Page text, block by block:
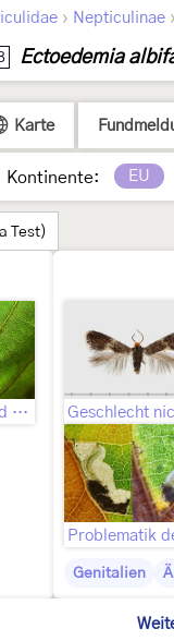
› Nepticulinae
Ectoedemia
Karte
Kontinente: EU
Test)
Fraßspuren und Befallsbild
Genitalien